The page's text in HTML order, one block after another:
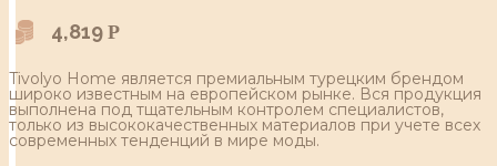
4,819 Р
Tivolyo Home является премиальным турецким брендом
широко известным на европейском рынке. Вся продукция
выполнена под тщательным контролем специалистов,
только из высококачественных материалов при учете всех
современных тенденций в мире моды.